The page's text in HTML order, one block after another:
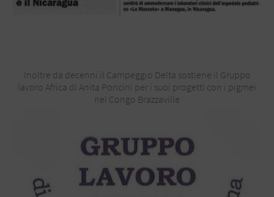
Inoltre da decenni il Campeggio Delta sostiene il Gruppo
lavoro Africa di Anita Poncini per i suoi progetti con i pigmei
nel Congo Brazzaville